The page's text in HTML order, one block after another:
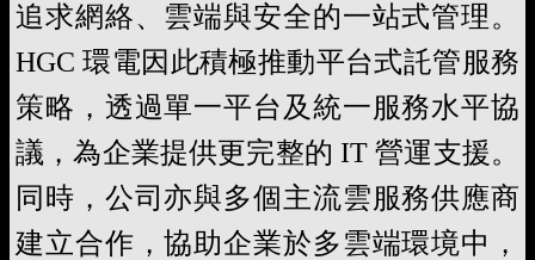
追求網絡、雲端與安全的一站式管理。
HGC 環電因此積極推動平台式託管服務
策略，透過單一平台及統一服務水平協
議，為企業提供更完整的 IT 營運支援。
同時，公司亦與多個主流雲服務供應商
建立合作，協助企業於多雲端環境中，